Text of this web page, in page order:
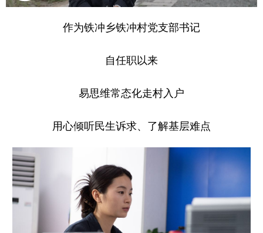
作为铁冲乡铁冲村党支部书记
自任职以来
易思维常态化走村入户
用心倾听民生诉求、了解基层难点